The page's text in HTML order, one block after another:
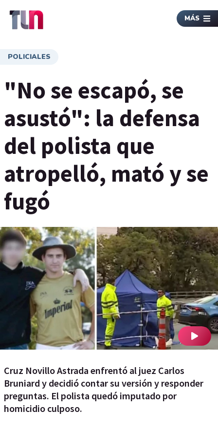
MÁS
POLICIALES
"No se escapó, se
asustó": la defensa
del polista que
atropelló, mató y se
fugó
Cruz Novillo Astrada enfrentó al juez Carlos
Bruniard y decidió contar su versión y responder
preguntas. El polista quedó imputado por
homicidio culposo.